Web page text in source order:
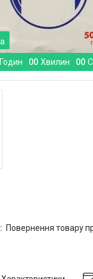
Годин 00 Хвилин 00
повернення товару